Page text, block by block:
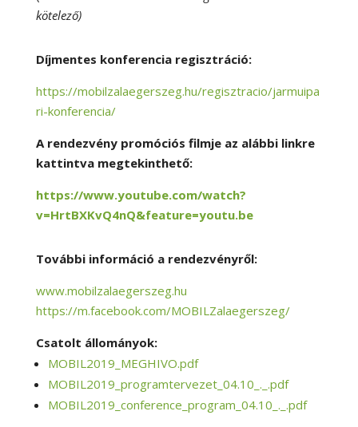
kötelező)
Díjmentes konferencia regisztráció:
https://mobilzalaegerszeg.hu/regisztracio/jarmuipa
ri-konferencia/
A rendezvény promóciós filmje az alábbi linkre
kattintva megtekinthető:
https://www.youtube.com/watch?
v=HrtBXKvQ4nQ&feature=youtu.be
További információ a rendezvényről:
www.mobilzalaegerszeg.hu
https://m.facebook.com/MOBILZalaegerszeg/
Csatolt állományok:
MOBIL2019_MEGHIVO.pdf
MOBIL2019_programtervezet_04.10_._.pdf
MOBIL2019_conference_program_04.10_._.pdf